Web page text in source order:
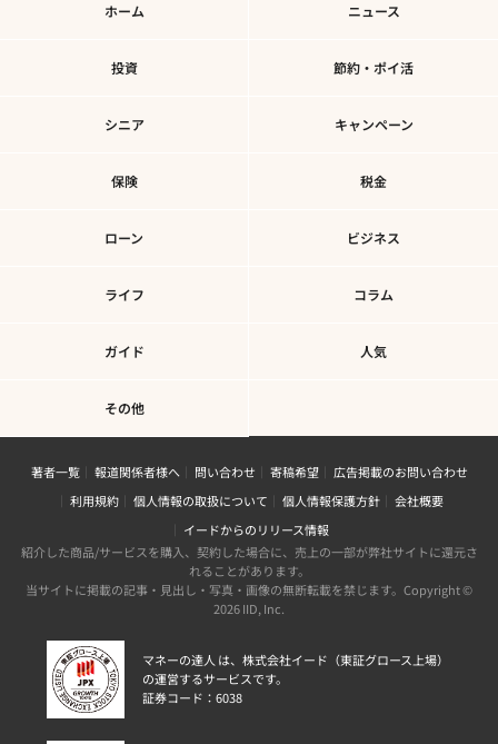
ホーム ニュース
投資 節約・ポイ活
シニア キャンペーン
保険 税金
ローン ビジネス
ライフ コラム
ガイド 人気
その他
著者一覧 報道関係者様へ 問い合わせ 寄稿希望
広告掲載のお問い合わせ
利用規約
個人情報の取扱について 個人情報保護方針
会社概要
イードからのリリース情報
紹介した商品/サービスを購入、契約した場合に、売上の一部が弊社サイトに還元さ
れることがあります。
当サイトに掲載の記事・見出し・写真・画像の無断転載を禁じます。Copyright ©
2026 IID, Inc.
マネーの達人 は、株式会社イード（東証グロース上場）
の運営するサービスです。
証券コード：6038